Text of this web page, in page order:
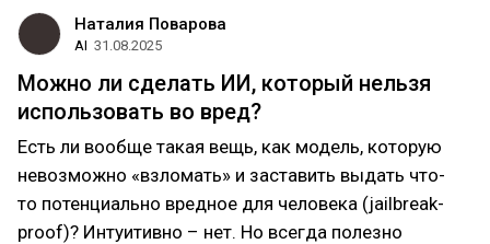
Наталия Поварова
AI 31.08.2025
Можно ли сделать ИИ, который нельзя
использовать во вред?
Есть ли вообще такая вещь, как модель, которую
невозможно «взломать» и заставить выдать что-
то потенциально вредное для человека (jailbreak-
proof)? Интуитивно – нет. Но всегда полезно